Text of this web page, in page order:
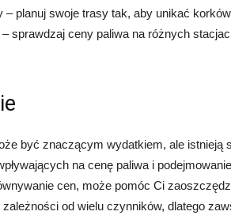
– planuj swoje trasy tak, aby unikać
sprawdzaj ceny paliwa na różnych
być znaczącym wydatkiem, ale istnieją
na cenę paliwa i
cen, może pomóc Ci
od wielu czynników, dlatego